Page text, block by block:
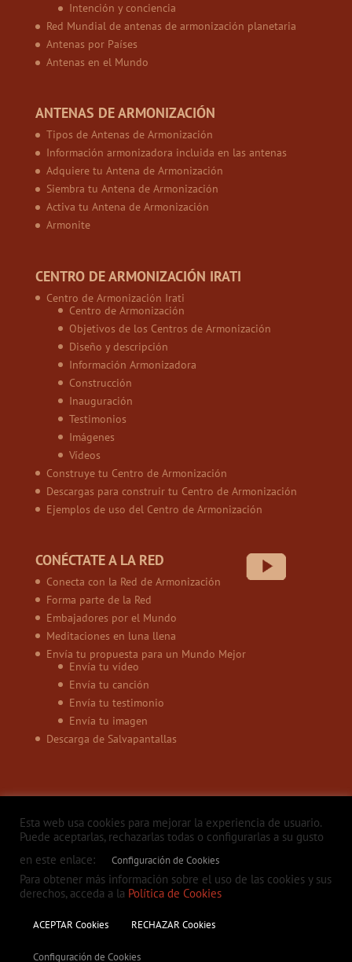
Intención y conciencia
Red Mundial de antenas de armonización planetaria
Antenas por Países
Antenas en el Mundo
ANTENAS DE ARMONIZACIÓN
Tipos de Antenas de Armonización
Información armonizadora incluida en las antenas
Adquiere tu Antena de Armonización
Siembra tu Antena de Armonización
Activa tu Antena de Armonización
Armonite
CENTRO DE ARMONIZACIÓN IRATI
Centro de Armonización Irati
Centro de Armonización
Objetivos de los Centros de Armonización
Diseño y descripción
Información Armonizadora
Construcción
Inauguración
Testimonios
Imágenes
Vídeos
Construye tu Centro de Armonización
Descargas para construir tu Centro de Armonización
Ejemplos de uso del Centro de Armonización
CONÉCTATE A LA RED
Conecta con la Red de Armonización
Forma parte de la Red
Embajadores por el Mundo
Meditaciones en luna llena
Envía tu propuesta para un Mundo Mejor
Envía tu vídeo
Envía tu canción
Envía tu testimonio
Envía tu imagen
Descarga de Salvapantallas
Política de privacidad
Aviso legal
Política de Cookies
Contacto
Esta web usa cookies para mejorar la experiencia de usuario.
Puede aceptarlas, rechazarlas todas o configurarlas a su gusto
en este enlace:
Configuración de Cookies
Para obtener más información sobre el uso de las cookies y sus
derechos, acceda a la Política de Cookies
ACEPTAR Cookies RECHAZAR Cookies
Configuración de Cookies